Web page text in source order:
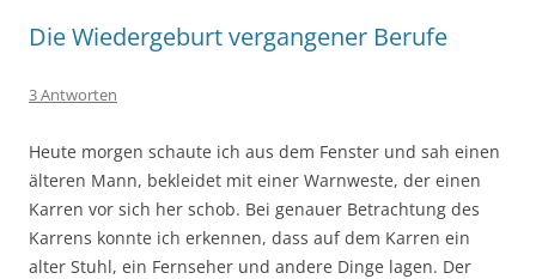
Die Wiedergeburt vergangener Berufe
3 Antworten
Heute morgen schaute ich aus dem Fenster und sah einen
älteren Mann, bekleidet mit einer Warnweste, der einen
Karren vor sich her schob. Bei genauer Betrachtung des
Karrens konnte ich erkennen, dass auf dem Karren ein
alter Stuhl, ein Fernseher und andere Dinge lagen. Der